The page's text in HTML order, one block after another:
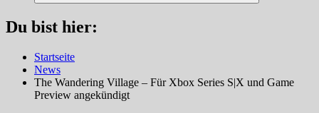
Suchen
Du bist hier:
Startseite
News
The Wandering Village – Für Xbox Series S|X und Game
Preview angekündigt